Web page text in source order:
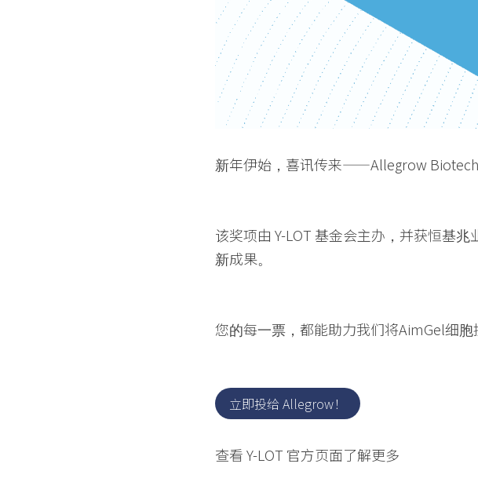
新年伊始，喜讯传来——Allegrow Biotech
该奖项由 Y-LOT 基金会主办，并获恒基
新成果。
您的每一票，都能助力我们将AimGel细胞
立即投给 Allegrow！
查看 Y-LOT 官方页面了解更多